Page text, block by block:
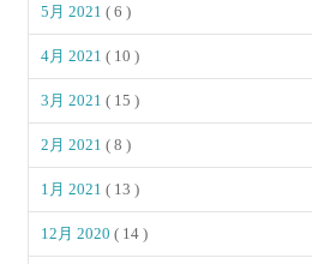
5月 2021( 6 )
4月 2021( 10 )
3月 2021( 15 )
2月 2021( 8 )
1月 2021( 13 )
12月 2020( 14 )